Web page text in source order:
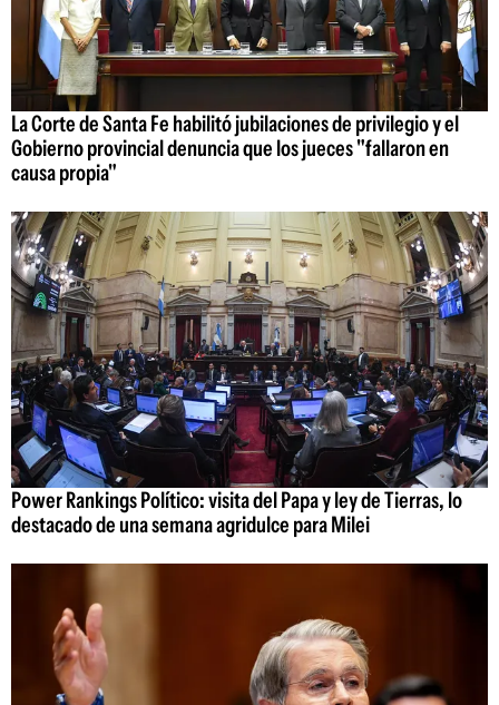
La Corte de Santa Fe habilitó jubilaciones de privilegio y el
Gobierno provincial denuncia que los jueces "fallaron en
causa propia"
Power Rankings Político: visita del Papa y ley de Tierras, lo
destacado de una semana agridulce para Milei